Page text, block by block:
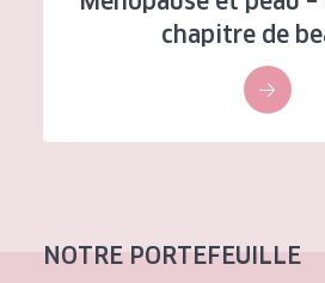
chapitre de
NOTRE PORTEFEUILLE